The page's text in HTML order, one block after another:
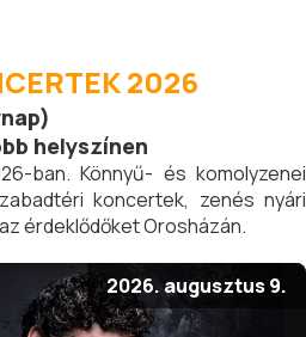
2026
helyszínen
ban. Könnyű- és komolyzenei
koncertek, zenés nyári
érdeklődőket Orosházán.
2026. augusztus 9.